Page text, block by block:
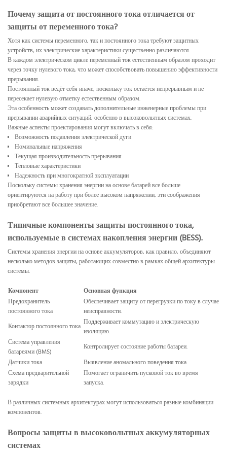
Почему защита от постоянного тока отличается от
защиты от переменного тока?
Хотя как системы переменного, так и постоянного тока требуют защитных
устройств, их электрические характеристики существенно различаются.
В каждом электрическом цикле переменный ток естественным образом проходит
через точку нулевого тока, что может способствовать повышению эффективности
прерывания.
Постоянный ток ведёт себя иначе, поскольку ток остаётся непрерывным и не
пересекает нулевую отметку естественным образом.
Эта особенность может создавать дополнительные инженерные проблемы при
прерывании аварийных ситуаций, особенно в высоковольтных системах.
Важные аспекты проектирования могут включать в себя:
Возможность подавления электрической дуги
Номинальные напряжения
Текущая производительность прерывания
Тепловые характеристики
Надежность при многократной эксплуатации
Поскольку системы хранения энергии на основе батарей все больше
ориентируются на работу при более высоком напряжении, эти соображения
приобретают все большее значение.
Типичные компоненты защиты постоянного тока,
используемые в системах накопления энергии (BESS).
Системы хранения энергии на основе аккумуляторов, как правило, объединяют
несколько методов защиты, работающих совместно в рамках общей архитектуры
системы.
Компонент
Основная функция
Предохранитель
постоянного тока
Обеспечивает защиту от перегрузки по току в случае
неисправности.
Контактор постоянного тока Поддерживает коммутацию и электрическую
изоляцию.
Система управления
батареями (BMS)
Контролирует состояние работы батареи.
Датчики тока
Выявление аномального поведения тока
Схема предварительной
зарядки
Помогает ограничить пусковой ток во время
запуска.
В различных системных архитектурах могут использоваться разные комбинации
компонентов.
Вопросы защиты в высоковольтных аккумуляторных
системах